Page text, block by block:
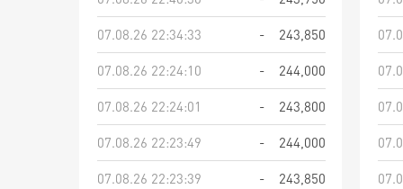
07.08.26 22:34:33
-
243,850
07.08.26 22:24:10
-
244,000
07.08.26 22:24:01
-
243,800
07.08.26 22:23:49
-
244,000
07.08.26 22:23:39
- 243,850